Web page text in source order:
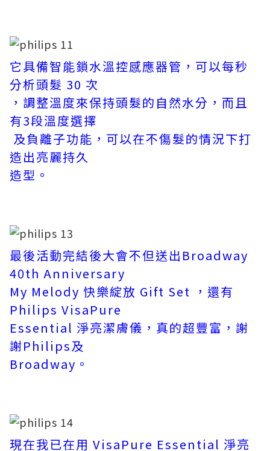
它具備智能鎖水溫控感應器管，可以每秒
分析頭髮 30 次
，調整溫度來保持頭髮的自然水分，而且
有3段溫度選擇
及負離子功能，可以在不傷髮的情況下打
造出亮麗持久
造型。
最後活動完結後大會不但送出Broadway
40th Anniversary
My Melody 快樂綻放 Gift Set ，還有
Philips VisaPure
Essential 淨亮潔膚儀，真的超豐富，謝
謝Philips及
Broadway。
現在我已在用 VisaPure Essential 淨亮